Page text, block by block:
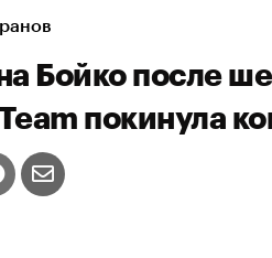
Бойко после
покинула